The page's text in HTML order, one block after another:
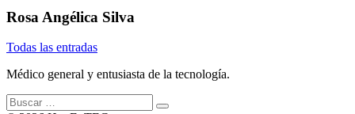
Rosa Angélica Silva
Todas las entradas
Médico general y entusiasta de la tecnología.
Buscar: